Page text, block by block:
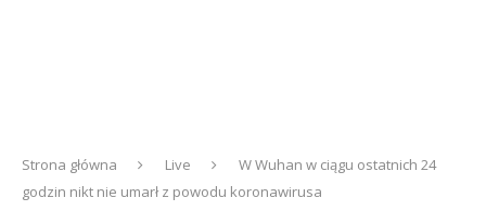
Strona główna Live
W Wuhan w ciągu ostatnich 24
godzin nikt nie umarł z powodu koronawirusa